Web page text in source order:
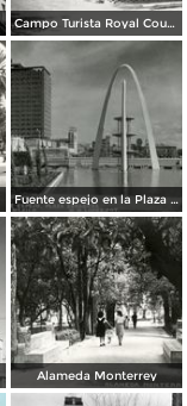
Campo Turista Royal Courts
Fuente espejo en la Plaza Zaragoza
Alameda Monterrey